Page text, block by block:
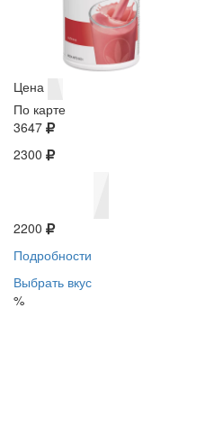
Цена
По карте
3647
2300
2200
Подробности
Выбрать вкус
%